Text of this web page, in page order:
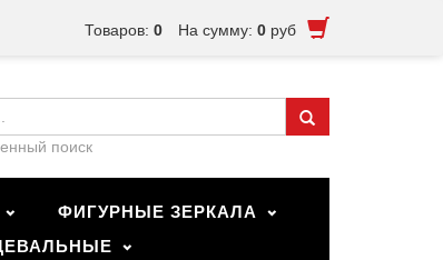
Товаров: 0 На сумму: 0 руб
поиск
ФИГУРНЫЕ ЗЕРКАЛА